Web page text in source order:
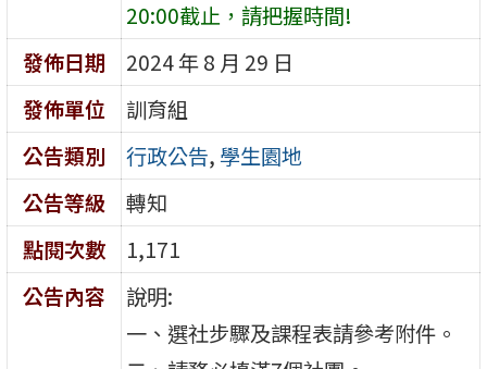
20:00截止，請把握時間!
發佈日期
2024 年 8 月 29 日
發佈單位
訓育組
公告類別
行政公告, 學生園地
公告等級
轉知
點閱次數
1,171
公告內容
說明:
一、選社步驟及課程表請參考附件。